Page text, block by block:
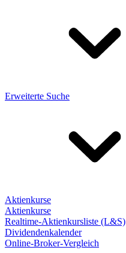
Erweiterte Suche
Aktienkurse
Aktienkurse
Realtime-Aktienkursliste (L&S)
Dividendenkalender
Online-Broker-Vergleich